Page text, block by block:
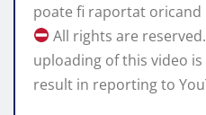
poate fi raportat oricand
All rights are
uploading of this video
result in reporting to